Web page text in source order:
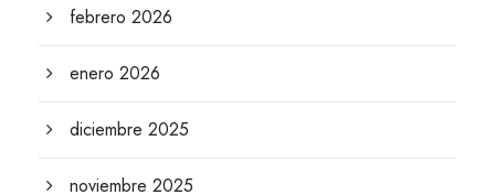
febrero 2026
enero 2026
diciembre 2025
noviembre 2025